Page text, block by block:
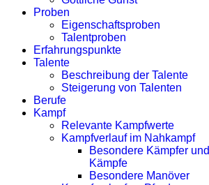
Proben
Eigenschaftsproben
Talentproben
Erfahrungspunkte
Talente
Beschreibung der Talente
Steigerung von Talenten
Berufe
Kampf
Relevante Kampfwerte
Kampfverlauf im Nahkampf
Besondere Kämpfer und
Kämpfe
Besondere Manöver